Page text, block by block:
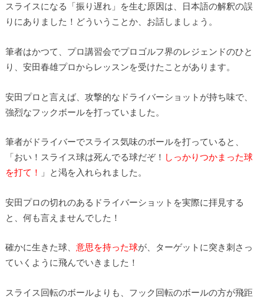
スライスになる「振り遅れ」を生む原因は、日本語の解釈の誤
りにありました！どういうことか、お話しましょう。
筆者はかつて、プロ講習会でプロゴルフ界のレジェンドのひと
り、安田春雄プロからレッスンを受けたことがあります。
安田プロと言えば、攻撃的なドライバーショットが持ち味で、
強烈なフックボールを打っていました。
筆者がドライバーでスライス気味のボールを打っていると、
「おい！スライス球は死んでる球だぞ！ しっかりつかまった球
を打て！
」と渇を入れられました。
安田プロの切れのあるドライバーショットを実際に拝見する
と、何も言えませんでした！
確かに生きた球、 意思を持った球が、ターゲットに突き刺さっ
ていくように飛んでいきました！
スライス回転のボールよりも、フック回転のボールの方が飛距